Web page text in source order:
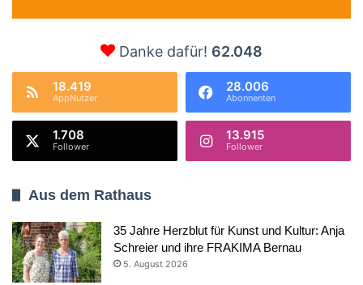
Danke dafür! 62.048
18.419
AppNutzer
28.006
Abonnenten
1.708
Follower
13.915
Follower
Aus dem Rathaus
35 Jahre Herzblut für Kunst und Kultur: Anja
Schreier und ihre FRAKIMA Bernau
5. August 2026